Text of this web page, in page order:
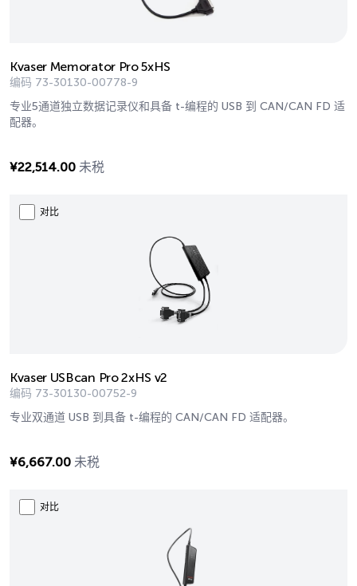
Kvaser Memorator Pro 5xHS
编码 73-30130-00778-9
专业5通道独立数据记录仪和具备 t-编程的 USB 到 CAN/CAN FD 适
配器。
¥22,514.00 未税
对比
Kvaser USBcan Pro 2xHS v2
编码 73-30130-00752-9
专业双通道 USB 到具备 t-编程的 CAN/CAN FD 适配器。
¥6,667.00 未税
对比